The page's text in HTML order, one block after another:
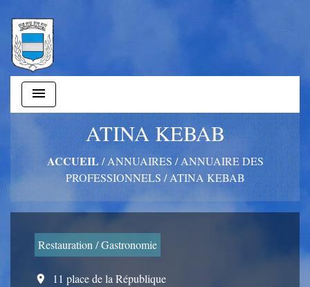
menu
ATINA KEBAB
ACCUEIL /ANNUAIRES/ANNUAIRE DES
PROFESSIONNELS /ATINA KEBAB
Restauration / Gastronomie
location_on
11 place de la République